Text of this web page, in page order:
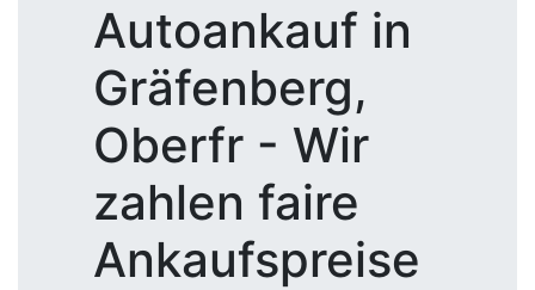
Autoankauf in
Gräfenberg,
Oberfr - Wir
zahlen faire
Ankaufspreise